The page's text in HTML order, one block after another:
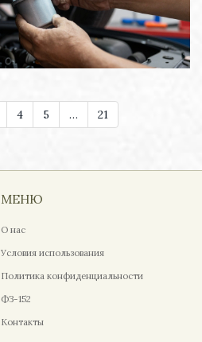
4 5 … 21
МЕНЮ
О нас
Условия использования
Политика конфиденциальности
ФЗ-152
Контакты